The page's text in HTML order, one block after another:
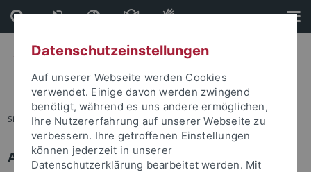
Direkt
zum
Inhalt
Direkt
zur
Fußleiste
Sie sind hier: Startseite
Anmelden
Datenschutzeinstellungen
Auf unserer Webseite werden Cookies
verwendet. Einige davon werden zwingend
benötigt, während es uns andere ermöglichen,
Ihre Nutzererfahrung auf unserer Webseite zu
verbessern. Ihre getroffenen Einstellungen
können jederzeit in unserer
Datenschutzerklärung bearbeitet werden. Mit